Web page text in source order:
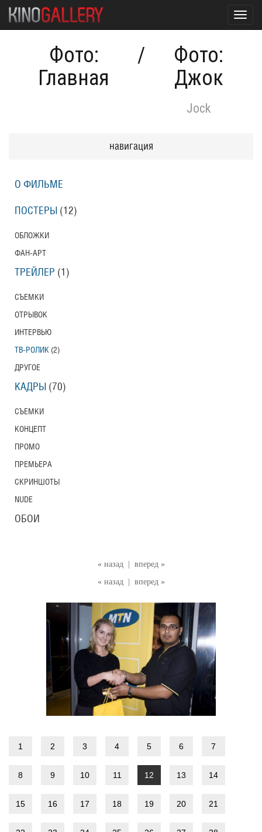
Фото:
Главная
/
Фото:
Джок
Jock
« назад
вперед »
« назад
вперед »
1 2 3 4 5 6 7
8 9 10 11 12 13 14
15 16 17 18 19 20 21
навигация
О ФИЛЬМЕ
ПОСТЕРЫ (12)
ОБЛОЖКИ
ФАН-АРТ
ТРЕЙЛЕР (1)
СЪЕМКИ
ОТРЫВОК
ИНТЕРВЬЮ
ТВ-РОЛИК (2)
ДРУГОЕ
КАДРЫ (70)
СЪЕМКИ
КОНЦЕПТ
ПРОМО
ПРЕМЬЕРА
СКРИНШОТЫ
NUDE
ОБОИ